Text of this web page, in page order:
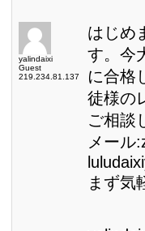
yalindaixi
Guest
219.234.81.137
はじめ
す。今
に合格
徒様の
ご相談
メール
まず気